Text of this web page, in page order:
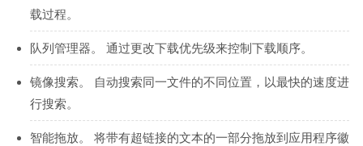
载过程。
队列管理器。 通过更改下载优先级来控制下载顺序。
镜像搜索。 自动搜索同一文件的不同位置，以最快的速度进
行搜索。
智能拖放。 将带有超链接的文本的一部分拖放到应用程序徽